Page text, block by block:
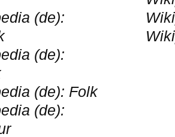
(de):
(de):
(de): Folk
(de):